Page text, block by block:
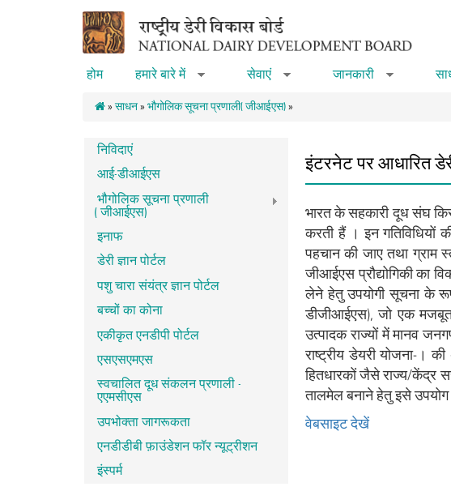
होम हमारे बारे में सेवाएं जानकारी
» साधन» भौगोलिक सूचना प्रणाली (जीआईएस)»
निविदाएं
आई-डीआईएस
भौगोलिक सूचना प्रणाली
(जीआईएस)
इनाफ
डेरी ज्ञान पोर्टल
पशु चारा संयंत्र ज्ञान पोर्टल
बच्चों का कोना
एकीकृत एनडीपी पोर्टल
एसएसएमएस
स्‍वचालित दूध संकलन प्रणाली -
एएमसीएस
उपभोक्ता जागरूकता
एनडीडीबी फ़ाउंडेशन फॉर न्यूट्रीशन
इंस्पर्म
इंटरनेट पर आधारित
भारत के सहकारी दूध संघ
करती हैं । इन गतिविधियों
पहचान की जाए तथा
जीआईएस प्रौद्योगिकी का
लेने हेतु उपयोगी सूचना के
डीजीआईएस), जो एक
उत्‍पादक राज्‍यों में मानव
राष्‍ट्रीय डेयरी योजना-।
हितधारकों जैसे राज्‍य/केंद्र
तालमेल बनाने हेतु इसे
वेबसाइट देखें